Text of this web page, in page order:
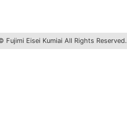
Fujimi Eisei Kumiai All Rights Reserved.